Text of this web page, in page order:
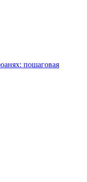
пошаговая